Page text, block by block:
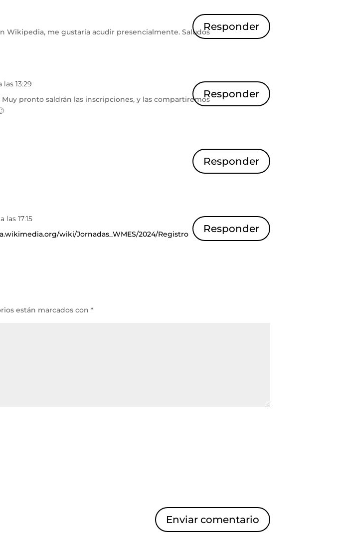
Wikipedia, me gustaría acudir presencialmente. SaludosResponder
13:29
pronto saldrán las inscripciones, y las compartiremosResponder
Responder
las 17:15
wiki/Jornadas_WMES/2024/Registro
Responder
están marcados con*
Enviar comentario